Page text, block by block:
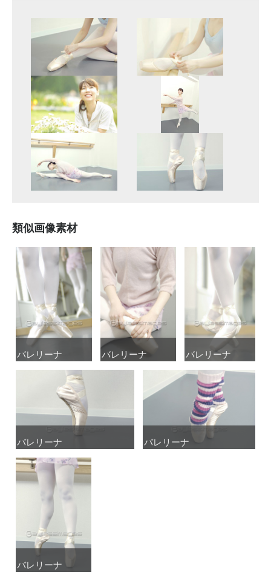
類似画像素材
バレリーナ
バレリーナ バレリーナ
バレリーナ バレリーナ
バレリーナ
バレリーナ
バレリーナ バレリーナ
バレリーナ
バレリーナ
バレリーナ